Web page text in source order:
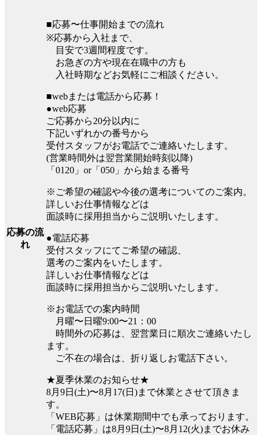
応募の流
れ
■応募〜仕事開始までの流れ
※応募から入社まで、
目安で3週間程度です。
お急ぎの方や現在在職中の方も
入社時期などお気軽にご相談ください。
■webまたは電話から応募！
●web応募
ご応募から20分以内に
下記いずれかの番号から
受付スタッフがお電話でご連絡いたします。
(営業時間外は翌営業開始時刻以降)
「0120」or「050」から始まる番号
※ご希望の確認や今後の選考についてのご案内。
詳しいお仕事情報などは
面談時に採用担当からご説明いたします。
●電話応募
受付スタッフにてご希望の確認、
選考のご案内をいたします。
詳しいお仕事情報などは
面談時に採用担当からご説明いたします。
※お電話での案内時間
月曜〜日曜9:00〜21：00
時間外の応募は、翌営業日に順次ご連絡いたし
ます。
ご不在の場合は、折り返しお電話下さい。
★夏季休業のお知らせ★
8月9日(土)〜8月17(日)まで休業とさせて頂きま
す。
「WEB応募」は休業期間中でも承っております。
「電話応募」は8月9日(土)〜8月12(火)までお休み